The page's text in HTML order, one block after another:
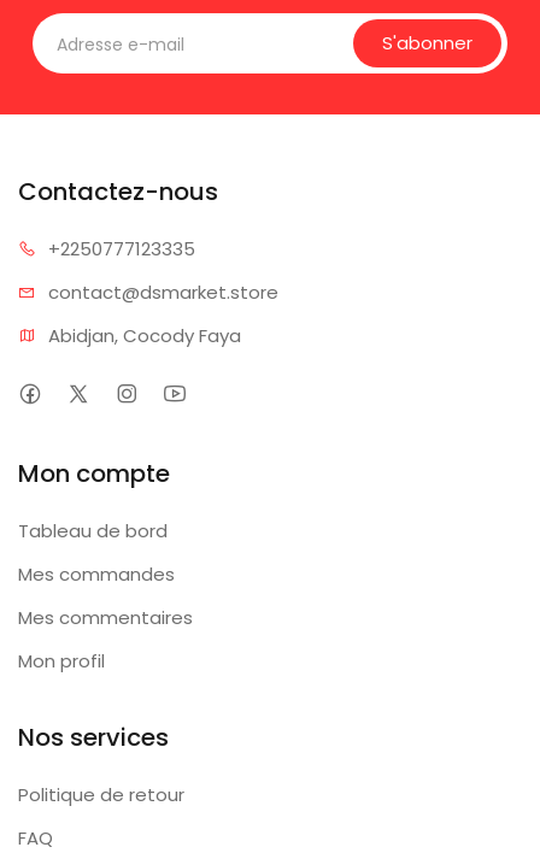
S'abonner
Contactez-nous
+2250777123335
contact@dsmarket.store
Abidjan, Cocody Faya
Mon compte
Tableau de bord
Mes commandes
Mes commentaires
Mon profil
Nos services
Politique de retour
FAQ